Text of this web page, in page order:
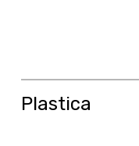
Plastica